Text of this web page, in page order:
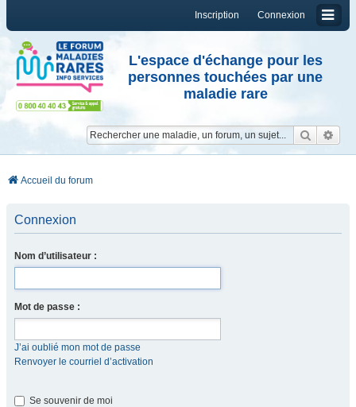
Connexion
Inscription
L'espace d'échange pour les
personnes touchées par une
maladie rare
Accueil du forum
Connexion
Nom d’utilisateur :
Mot de passe :
J’ai oublié mon mot de passe
Renvoyer le courriel d’activation
Se souvenir de moi